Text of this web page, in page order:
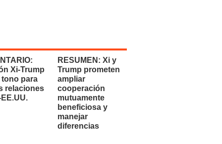
Xi-Trump
para
relaciones
RESUMEN: Xi y
Trump prometen
ampliar
cooperación
mutuamente
beneficiosa y
manejar
diferencias